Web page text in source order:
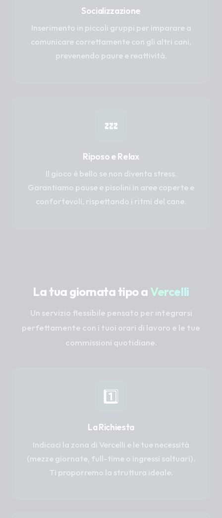
Socializzazione
Inserimento in piccoli gruppi per imparare a
comunicare correttamente con gli altri cani,
prevenendo paure e reattività.
💤
Riposo e Relax
Il gioco è bello se non diventa stress.
Garantiamo pause e pisolini in aree coperte e
confortevoli, rispettando i ritmi del cane.
La tua giornata tipo a Vercelli
Un servizio flessibile pensato per integrarsi
perfettamente con i tuoi orari di lavoro e le tue
commissioni quotidiane.
1️⃣
La Richiesta
Indicaci la zona di Vercelli e le tue necessità
(mezze giornate, full-time o ingressi saltuari).
Ti proporremo la struttura ideale.